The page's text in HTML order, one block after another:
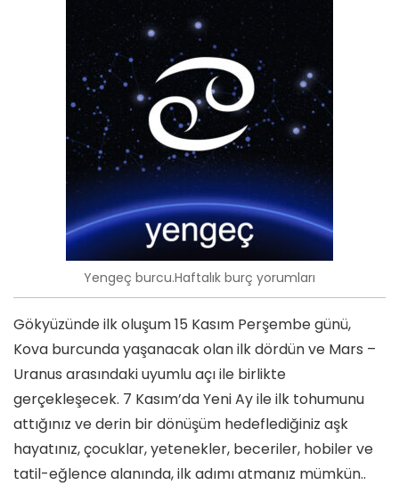
Yengeç burcu.Haftalık burç yorumları
Gökyüzünde ilk oluşum 15 Kasım Perşembe günü,
Kova burcunda yaşanacak olan ilk dördün ve Mars –
Uranus arasındaki uyumlu açı ile birlikte
gerçekleşecek. 7 Kasım’da Yeni Ay ile ilk tohumunu
attığınız ve derin bir dönüşüm hedeflediğiniz aşk
hayatınız, çocuklar, yetenekler, beceriler, hobiler ve
tatil-eğlence alanında, ilk adımı atmanız mümkün..